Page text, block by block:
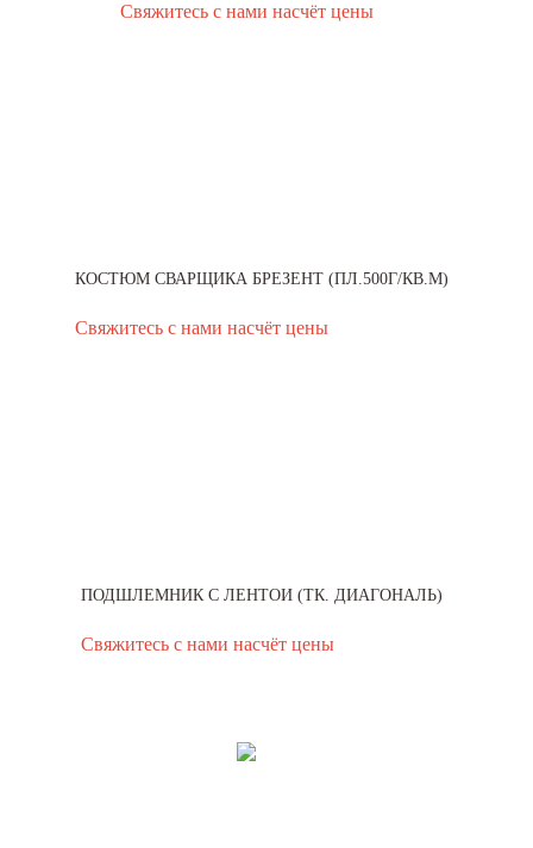
Свяжитесь с нами насчёт цены
КОСТЮМ СВАРЩИКА БРЕЗЕНТ (ПЛ.500Г/КВ.М)
Свяжитесь с нами насчёт цены
ПОДШЛЕМНИК С ЛЕНТОЙ (ТК. ДИАГОНАЛЬ)
Свяжитесь с нами насчёт цены